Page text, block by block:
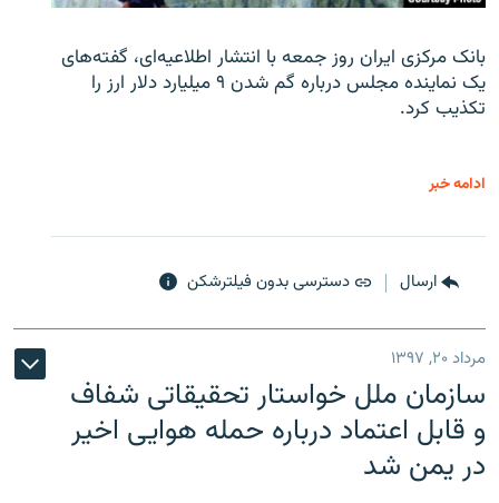
بانک مرکزی ایران روز جمعه با انتشار اطلاعیه‌ای، گفته‌های
یک نماینده مجلس درباره گم شدن ۹ میلیارد دلار ارز را
تکذیب کرد.
ادامه خبر
ارسال دسترسی بدون فیلترشکن
مرداد ۲۰, ۱۳۹۷
سازمان ملل خواستار تحقیقاتی شفاف
و قابل اعتماد درباره حمله هوایی اخیر
در یمن شد